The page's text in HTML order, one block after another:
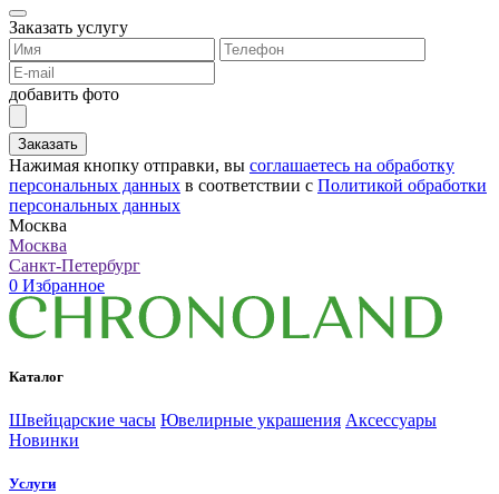
Заказать услугу
добавить фото
Заказать
Нажимая кнопку отправки, вы соглашаетесь на обработку
персональных данных в соответствии с Политикой обработки
персональных данных
Москва
Москва
Санкт-Петербург
0 Избранное
Каталог
Швейцарские часы Ювелирные украшения Аксессуары
Новинки
Услуги